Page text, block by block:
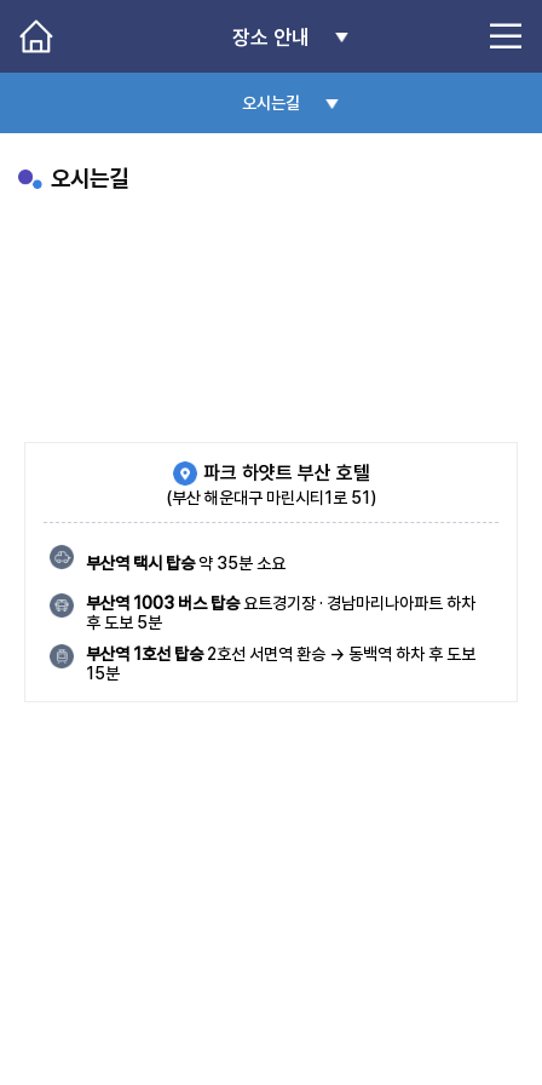
오시는길
장소 안내
오시는길
파크 하얏트 부산 호텔
(부산 해운대구 마린시티1로 51)
부산역 택시 탑승약 35분 소요
부산역 1003 버스 탑승요트경기장 · 경남마리나아파트 하차
후 도보 5분
부산역 1호선 탑승2호선 서면역 환승 → 동백역 하차 후 도보
15분